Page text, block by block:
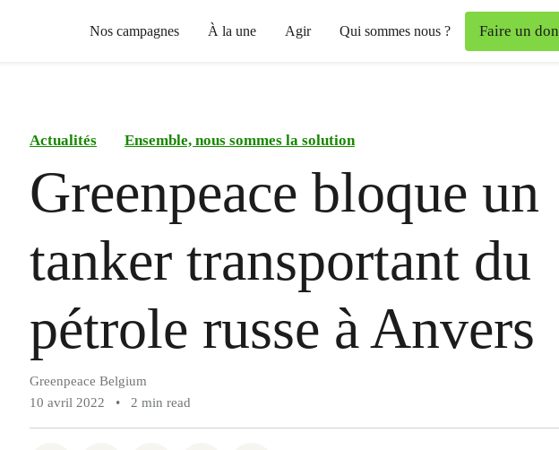
Nos campagnes À la une Agir Qui sommes nous ? Faire un don
Actualités Ensemble, nous sommes la solution
Greenpeace bloque un
tanker transportant du
pétrole russe à Anvers
Greenpeace Belgium
10 avril 2022
• 2 min read